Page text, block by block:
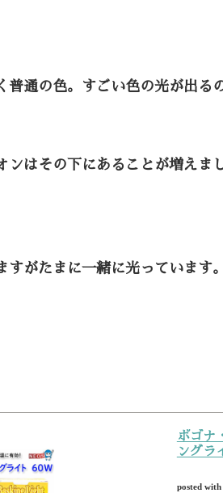
普通の色。すごい色の光が出る
はその下にあることが増えま
がたまに一緒に光っています。
ポゴ
ング
posted with